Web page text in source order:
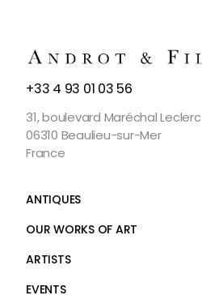
CONTACT
+33 4 93 01 03 56
31, boulevard Maréchal Leclerc
06310 Beaulieu-sur-Mer
France
ANTIQUES
OUR WORKS OF ART
ARTISTS
EVENTS